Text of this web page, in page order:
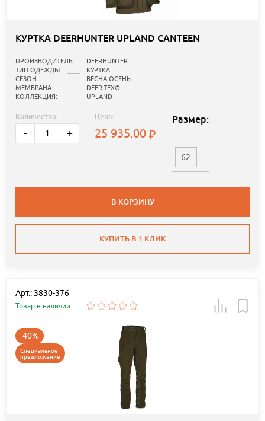
КУРТКА DEERHUNTER UPLAND CANTEEN
ПРОИЗВОДИТЕЛЬ:
DEERHUNTER
ТИП ОДЕЖДЫ:
КУРТКА
СЕЗОН:
ВЕСНА-ОСЕНЬ
МЕМБРАНА:
DEER-TEX®
КОЛЛЕКЦИЯ:
UPLAND
Количество:
- +
Цена:
25 935.00
Размер:
62
В КОРЗИНУ
КУПИТЬ В 1 КЛИК
Арт.: 3830-376
Товар в наличии
-40%
Специальное
предложение